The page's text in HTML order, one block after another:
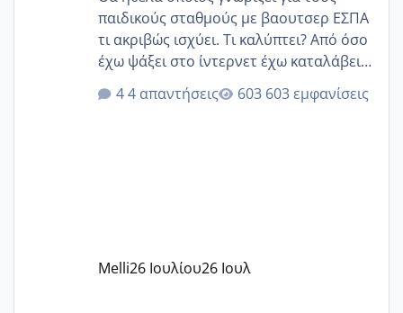
παιδικούς σταθμούς με βαουτσερ ΕΣΠΑ
τι ακριβώς ισχύει. Τι καλύπτει? Από όσο
έχω ψάξει στο ίντερνετ έχω καταλάβει
ότι το βαουτσερ καλύπτει όλα τα
δίδακτρα και τα τροφεια του ιδιωτικού
Εγώ πήγα σε έναν ιδιωτικό παιδικό στ
4 απαντήσεις 603 εμφανίσεις
Melli26 Ιουλίου26 Ιουλ